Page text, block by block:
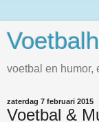
voetbal en humor,
zaterdag 7 februari 2015
Voetbal &